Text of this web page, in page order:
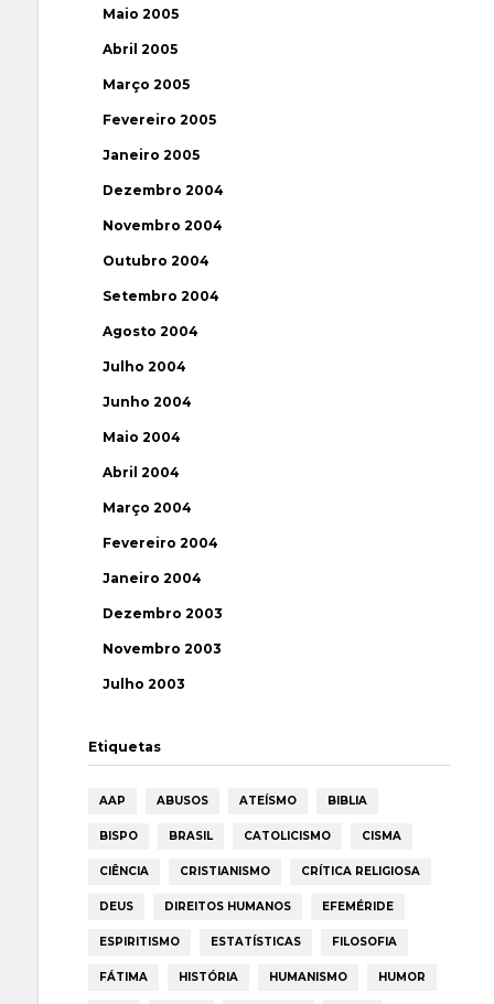
Maio 2005
Abril 2005
Março 2005
Fevereiro 2005
Janeiro 2005
Dezembro 2004
Novembro 2004
Outubro 2004
Setembro 2004
Agosto 2004
Julho 2004
Junho 2004
Maio 2004
Abril 2004
Março 2004
Fevereiro 2004
Janeiro 2004
Dezembro 2003
Novembro 2003
Julho 2003
Etiquetas
AAP ABUSOS ATEÍSMO BIBLIA
BISPO BRASIL CATOLICISMO CISMA
CIÊNCIA CRISTIANISMO CRÍTICA RELIGIOSA
DEUS DIREITOS HUMANOS EFEMÉRIDE
ESPIRITISMO ESTATÍSTICAS FILOSOFIA
FÁTIMA HISTÓRIA HUMANISMO HUMOR